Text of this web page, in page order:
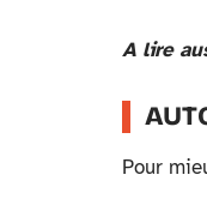
A lire
Pour